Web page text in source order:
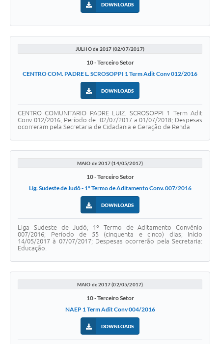
DOWNLOADS
JULHO de 2017 (02/07/2017)
10 - Terceiro Setor
CENTRO COM. PADRE L. SCROSOPPI 1 Term Adit Conv 012/2016
DOWNLOADS
CENTRO COMUNITARIO PADRE LUIZ. SCROSOPPI 1 Term Adit
Conv 012/2016, Período de 02/07/2017 a 01/07/2018; Despesas
ocorreram pela Secretaria de Cidadania e Geração de Renda
MAIO de 2017 (14/05/2017)
10 - Terceiro Setor
Lig. Sudeste de Judô - 1º Termo de Aditamento Conv. 007/2016
DOWNLOADS
Liga Sudeste de Judô; 1º Termo de Aditamento Convênio
007/2016; Período de 55 (cinquenta e cinco) dias; Início
14/05/2017 à 07/07/2017; Despesas ocorrerão pela Secretaria:
Educação.
MAIO de 2017 (02/05/2017)
10 - Terceiro Setor
NAEP 1 Term Adit Conv 004/2016
DOWNLOADS